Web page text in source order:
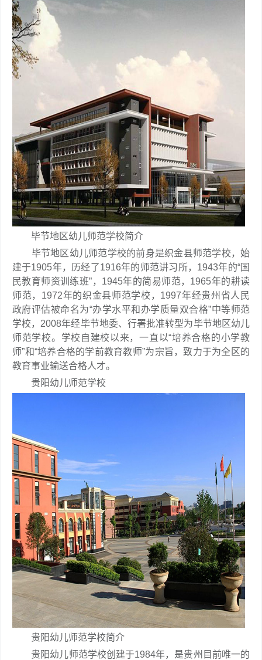
毕节地区幼儿师范学校简介
毕节地区幼儿师范学校的前身是织金县师范学校，始
建于1905年，历经了1916年的师范讲习所，1943年的“国
民教育师资训练班”，1945年的简易师范，1965年的耕读
师范，1972年的织金县师范学校，1997年经贵州省人民
政府评估被命名为“办学水平和办学质量双合格”中等师范
学校，2008年经毕节地委、行署批准转型为毕节地区幼儿
师范学校。学校自建校以来，一直以“培养合格的小学教
师”和“培养合格的学前教育教师”为宗旨，致力于为全区的
教育事业输送合格人才。
贵阳幼儿师范学校
贵阳幼儿师范学校简介
贵阳幼儿师范学校创建于1984年，是贵州目前唯一的